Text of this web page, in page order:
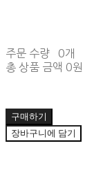
주문 수량
0개
총 상품 금액 0원
구매하기
장바구니에 담기